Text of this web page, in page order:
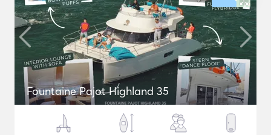
Fountaine Pajot Highland 35